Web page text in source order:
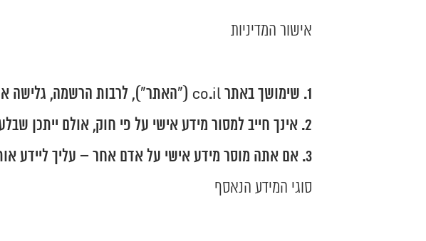
אישור המדיניות
שימושך באתר co.il ("האתר"), לרבות הרשמה, גלישה או מסירת מידע, מהווה אישור והסכמה למדיניות זו.
אינך חייב למסור מידע אישי על פי חוק, אולם ייתכן
אם אתה מוסר מידע אישי על אדם אחר – עליך ליידע
סוגי המידע הנאסף